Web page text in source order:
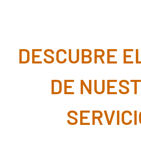
DESCUBRE
DE